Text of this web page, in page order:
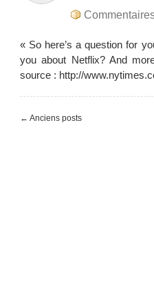
« So here’s a question for
you about Netflix? And
source : http://
← Anciens posts